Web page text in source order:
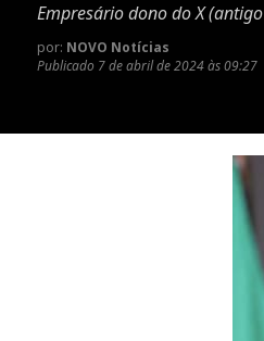
Empresário dono do X
por: NOVO Notícias
Publicado 7 de abril de 2024 às 09:27